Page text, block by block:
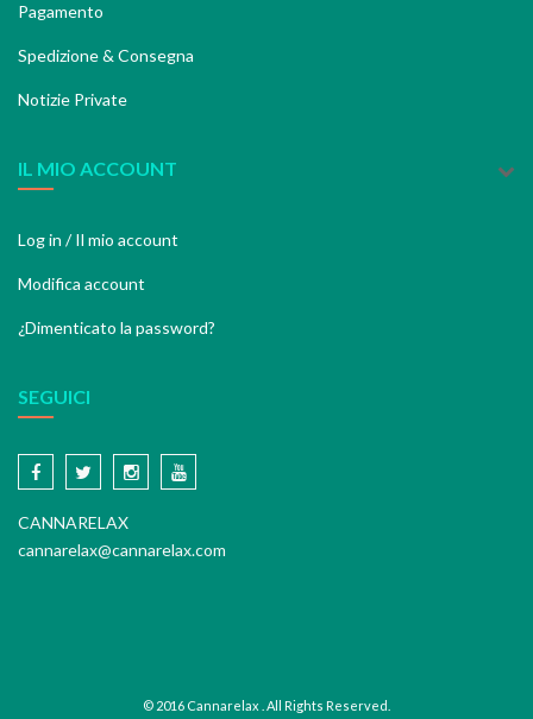
Pagamento
Spedizione & Consegna
Notizie Private
IL MIO ACCOUNT
Log in / Il mio account
Modifica account
¿Dimenticato la password?
SEGUICI
CANNARELAX
cannarelax@cannarelax.com
© 2016 Cannarelax . All Rights Reserved.